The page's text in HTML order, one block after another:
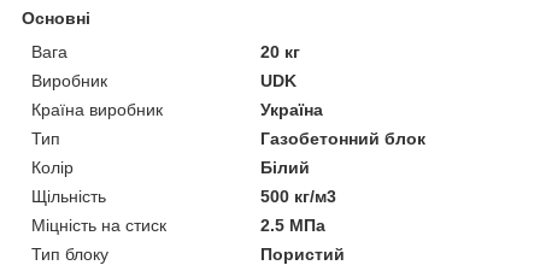
Основні
Вага
20 кг
Виробник
UDK
Країна виробник
Україна
Тип
Газобетонний блок
Колір
Білий
Щільність
500 кг/м3
Міцність на стиск
2.5 МПа
Тип блоку
Пористий